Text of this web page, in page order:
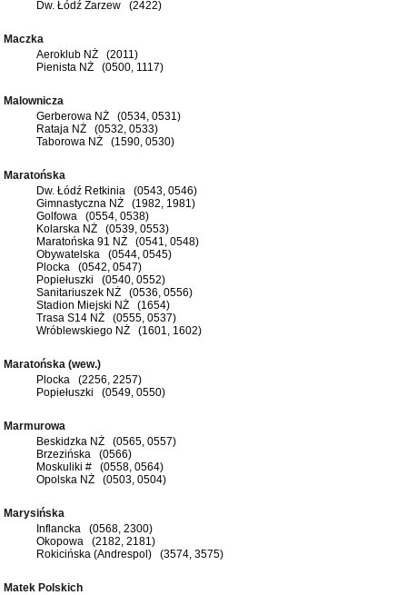
Dw. Łódź Zarzew (2422)
Maczka
Aeroklub NŻ (2011)
Pienista NŻ (0500, 1117)
Malownicza
Gerberowa NŻ (0534, 0531)
Rataja NŻ (0532, 0533)
Taborowa NŻ (1590, 0530)
Maratońska
Dw. Łódź Retkinia (0543, 0546)
Gimnastyczna NŻ (1982, 1981)
Golfowa (0554, 0538)
Kolarska NŻ (0539, 0553)
Maratońska 91 NŻ (0541, 0548)
Obywatelska (0544, 0545)
Plocka (0542, 0547)
Popiełuszki (0540, 0552)
Sanitariuszek NŻ (0536, 0556)
Stadion Miejski NŻ (1654)
Trasa S14 NŻ (0555, 0537)
Wróblewskiego NŻ (1601, 1602)
Maratońska (wew.)
Plocka (2256, 2257)
Popiełuszki (0549, 0550)
Marmurowa
Beskidzka NŻ (0565, 0557)
Brzezińska (0566)
Moskuliki # (0558, 0564)
Opolska NŻ (0503, 0504)
Marysińska
Inflancka (0568, 2300)
Okopowa (2182, 2181)
Rokicińska (Andrespol) (3574, 3575)
Matek Polskich